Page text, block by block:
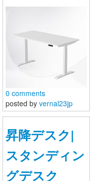
0 comments
posted by vernal23jp
昇降デスク|
スタンディン
グデスク
France
http://
5en1.html
( http://